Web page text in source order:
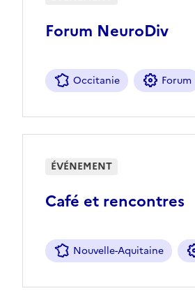
Forum NeuroDiv
Occitanie Forum
Café et rencontres
ÉVÉNEMENT
Nouvelle-Aquitaine